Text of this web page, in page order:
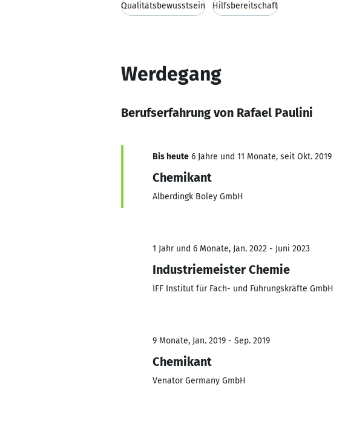
Qualitätsbewusstsein Hilfsbereitschaft
Werdegang
Berufserfahrung von Rafael Paulini
Bis heute 6 Jahre und 11 Monate, seit Okt. 2019
Chemikant
Alberdingk Boley GmbH
1 Jahr und 6 Monate, Jan. 2022 - Juni 2023
Industriemeister Chemie
IFF Institut für Fach- und Führungskräfte GmbH
9 Monate, Jan. 2019 - Sep. 2019
Chemikant
Venator Germany GmbH